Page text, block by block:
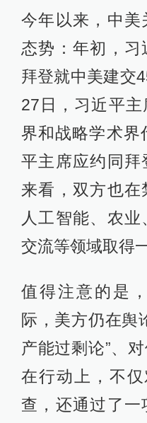
今年以来，中美
态势：年初，
拜登就中美建交
27日，习近平
界和战略学术界
平主席应约同拜
来看，双方也在
人工智能、农
交流等领域取得
值得注意的是
际，美方仍在舆
产能过剩论”、
在行动上，不
查，还通过了一